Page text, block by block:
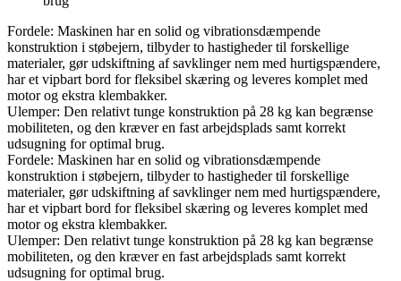
Fordele: Maskinen har en solid og vibrationsdæmpende
konstruktion i støbejern, tilbyder to hastigheder til forskellige
materialer, gør udskiftning af savklinger nem med hurtigspændere,
har et vipbart bord for fleksibel skæring og leveres komplet med
motor og ekstra klembakker.
Ulemper: Den relativt tunge konstruktion på 28 kg kan begrænse
mobiliteten, og den kræver en fast arbejdsplads samt korrekt
udsugning for optimal brug.
Fordele: Maskinen har en solid og vibrationsdæmpende
konstruktion i støbejern, tilbyder to hastigheder til forskellige
materialer, gør udskiftning af savklinger nem med hurtigspændere,
har et vipbart bord for fleksibel skæring og leveres komplet med
motor og ekstra klembakker.
Ulemper: Den relativt tunge konstruktion på 28 kg kan begrænse
mobiliteten, og den kræver en fast arbejdsplads samt korrekt
udsugning for optimal brug.